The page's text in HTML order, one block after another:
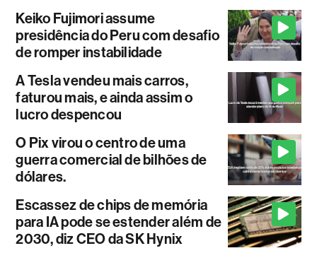
Keiko Fujimori assume
presidência do Peru com desafio
de romper instabilidade
A Tesla vendeu mais carros,
faturou mais, e ainda assim o
lucro despencou
O Pix virou o centro de uma
guerra comercial de bilhões de
dólares.
Escassez de chips de memória
para IA pode se estender além de
2030, diz CEO da SK Hynix